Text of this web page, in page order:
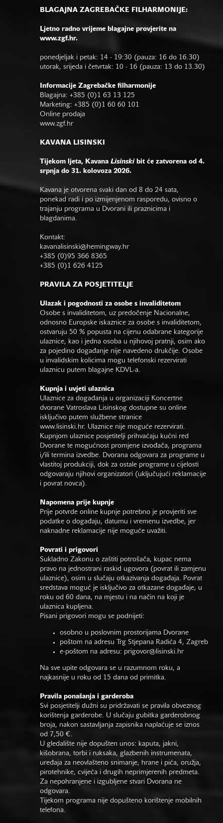
BLAGAJNA ZAGREBAČKE FILHARMONIJE:
Ljetno radno vrijeme blagajne provjerite na
www.zgf.hr.
ponedjeljak i petak: 14 - 19:30 (pauza: 16 do 16.30)
utorak, srijeda i četvrtak: 10 - 16 (pauza: 13 do 13.30)
Informacije Zagrebačke filharmonije
Blagajna: +385 (0)1 63 13 125
Marketing: +385 (0)1 60 60 101
Online prodaja
www.zgf.hr
KAVANA LISINSKI
Tijekom ljeta, Kavana Lisinskibit će zatvorena od 4.
srpnja do 31. kolovoza 2026.
Kavana je otvorena svaki dan od 8 do 24 sata,
ponekad radi i po izmijenjenom rasporedu, ovisno o
trajanju programa u Dvorani ili praznicima i
blagdanima.
Kontakt:
kavanalisinski@hemingway.hr
+385 (0)95 366 8365
+385 (0)1 626 4125
PRAVILA ZA POSJETITELJE
Ulazak i pogodnosti za osobe s invaliditetom
Osobe s invaliditetom, uz predočenje Nacionalne,
odnosno Europske iskaznice za osobe s invaliditetom,
ostvaruju 50 % popusta na cijenu odabrane kategorije
ulaznice, kao i jedna osoba u njihovoj pratnji, osim ako
za pojedino događanje nije navedeno drukčije. Osobe
u invalidskim kolicima mogu telefonski rezervirati
ulaznicu putem blagajne KDVL-a.
Kupnja i uvjeti ulaznica
Ulaznice za događanja u organizaciji Koncertne
dvorane Vatroslava Lisinskog dostupne su online
isključivo putem službene stranice
www.lisinski.hr. Ulaznice nije moguće rezervirati.
Kupnjom ulaznice posjetitelji prihvaćaju kućni red
Dvorane te mogućnost promjene izvođača, programa
i/ili termina izvedbe. Dvorana odgovara za programe u
vlastitoj produkciji, dok za ostale programe u cijelosti
odgovaraju njihovi organizatori (uključujući reklamacije
i povrat novca).
Napomena prije kupnje
Prije potvrde online kupnje potrebno je provjeriti sve
podatke o događaju, datumu i vremenu izvedbe, jer
naknadne reklamacije nije moguće uvažiti.
Povrati i prigovori
Sukladno Zakonu o zaštiti potrošača, kupac nema
pravo na jednostrani raskid ugovora (povrat ili zamjenu
ulaznice), osim u slučaju otkazivanja događaja. Povrat
sredstava moguć je isključivo za otkazane događaje, u
roku od 60 dana, na mjestu i na način na koji je
ulaznica kupljena.
Pisani prigovori mogu se podnijeti:
osobno u poslovnim prostorijama Dvorane
poštom na adresu Trg Stjepana Radića 4, Zagreb
e-poštom na adresu: prigovor@lisinski.hr
Na sve upite odgovara se u razumnom roku, a
najkasnije u roku od 15 dana od primitka.
Pravila ponašanja i garderoba
Svi posjetitelji dužni su pridržavati se pravila obveznog
korištenja garderobe. U slučaju gubitka garderobnog
broja, nakon sastavljanja zapisnika naplaćuje se iznos
od 7,50 €.
U gledalište nije dopušten unos: kaputa, jakni,
kišobrana, torbi i ruksaka, glazbenih instrumenata,
uređaja za neovlašteno snimanje, hrane i pića, oružja,
pirotehnike, cvijeća i drugih neprimjerenih predmeta.
Za nepohranjene i izgubljene stvari Dvorana ne
odgovara.
Tijekom programa nije dopušteno korištenje mobilnih
telefona.